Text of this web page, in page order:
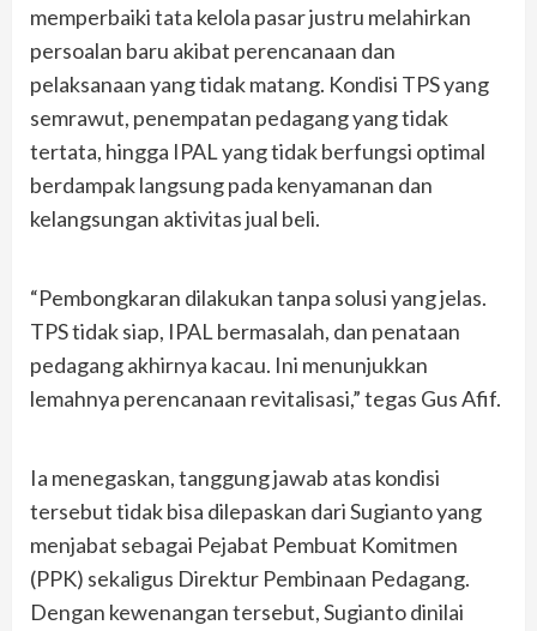
memperbaiki tata kelola pasar justru melahirkan
persoalan baru akibat perencanaan dan
pelaksanaan yang tidak matang. Kondisi TPS yang
semrawut, penempatan pedagang yang tidak
tertata, hingga IPAL yang tidak berfungsi optimal
berdampak langsung pada kenyamanan dan
kelangsungan aktivitas jual beli.
“Pembongkaran dilakukan tanpa solusi yang jelas.
TPS tidak siap, IPAL bermasalah, dan penataan
pedagang akhirnya kacau. Ini menunjukkan
lemahnya perencanaan revitalisasi,” tegas Gus Afif.
Ia menegaskan, tanggung jawab atas kondisi
tersebut tidak bisa dilepaskan dari Sugianto yang
menjabat sebagai Pejabat Pembuat Komitmen
(PPK) sekaligus Direktur Pembinaan Pedagang.
Dengan kewenangan tersebut, Sugianto dinilai